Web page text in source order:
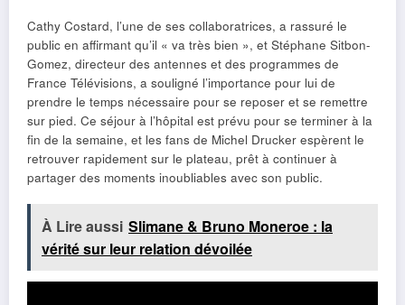
Cathy Costard, l’une de ses collaboratrices, a rassuré le
public en affirmant qu’il « va très bien », et Stéphane Sitbon-
Gomez, directeur des antennes et des programmes de
France Télévisions, a souligné l’importance pour lui de
prendre le temps nécessaire pour se reposer et se remettre
sur pied. Ce séjour à l’hôpital est prévu pour se terminer à la
fin de la semaine, et les fans de Michel Drucker espèrent le
retrouver rapidement sur le plateau, prêt à continuer à
partager des moments inoubliables avec son public.
À Lire aussi Slimane & Bruno Moneroe : la
vérité sur leur relation dévoilée